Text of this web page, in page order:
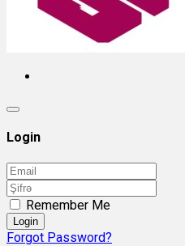
Login
Remember Me
Login
Forgot Password?